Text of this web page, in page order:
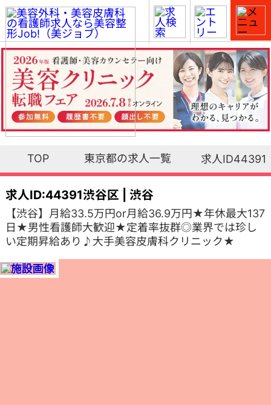
TOP 東京都の求人一覧 求人ID44391
求人ID:44391渋谷区 | 渋谷
【渋谷】月給33.5万円or月給36.9万円★年休最大137
日★男性看護師大歓迎★定着率抜群◎業界では珍し
い定期昇給あり♪大手美容皮膚科クリニック★